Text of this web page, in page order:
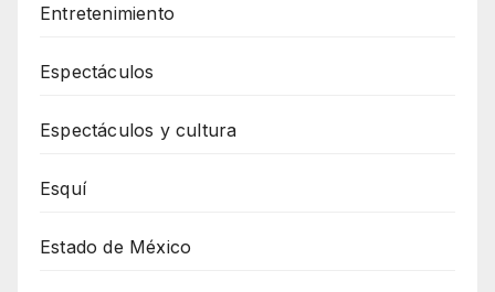
Entretenimiento
Espectáculos
Espectáculos y cultura
Esquí
Estado de México